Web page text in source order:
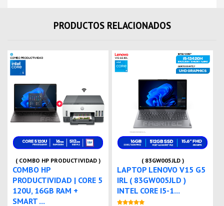
PRODUCTOS RELACIONADOS
( COMBO HP PRODUCTIVIDAD )
COMBO HP
PRODUCTIVIDAD | CORE 5
120U, 16GB RAM +
SMART ...
( 83GW005JLD )
LAPTOP LENOVO V15 G5
IRL ( 83GW005JLD )
INTEL CORE I5-1...